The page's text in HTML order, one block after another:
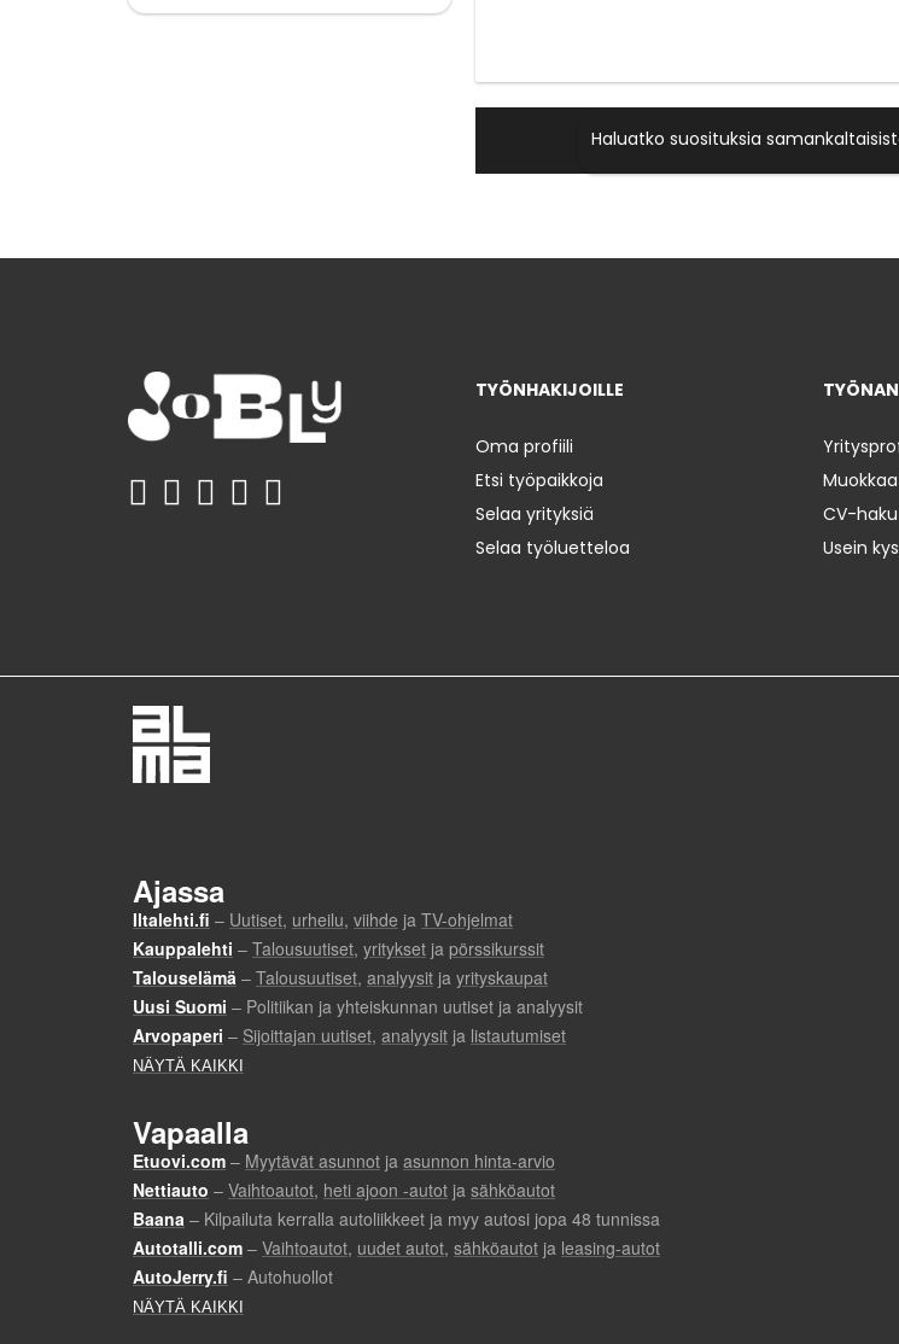
Haluatko suosituksia
TYÖNHAKIJOILLE
Oma profiili
Etsi työpaikkoja
Selaa yrityksiä
Selaa työluetteloa
CV-haku
Usein